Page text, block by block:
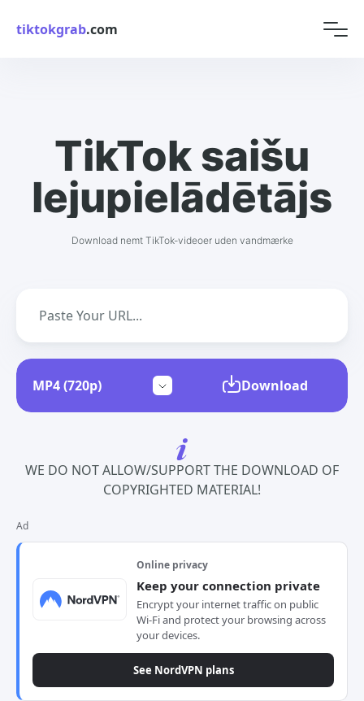
tiktokgrab.com
TikTok saišu
lejupielādētājs
Download nemt TikTok-videoer uden vandmærke
Download
WE DO NOT ALLOW/SUPPORT THE DOWNLOAD OF
COPYRIGHTED MATERIAL!
Ad
Online privacy
Keep your connection private
Encrypt your internet traffic on public
Wi-Fi and protect your browsing across
your devices.
See NordVPN plans